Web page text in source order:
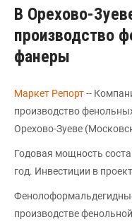
В Орехово-
производство
фанеры
Маркет Репорт--
производство
Орехово-Зуеве
Годовая мощность
год. Инвестиции в
производстве